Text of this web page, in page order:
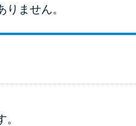
学生がお金を借りる方法
090金融（闇金）からお
ません。